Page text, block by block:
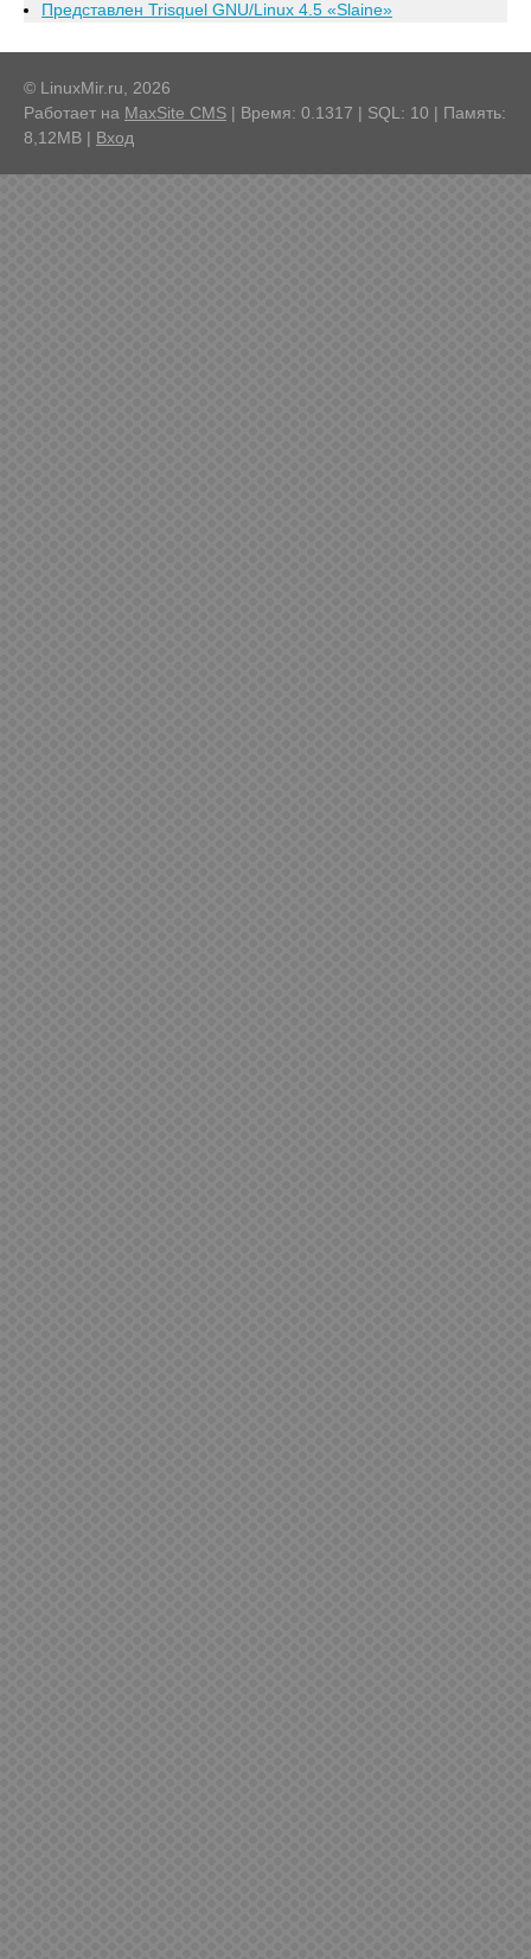
Представлен Trisquel GNU/Linux 4.5 «Slaine»
© LinuxMir.ru, 2026
Работает на MaxSite CMS | Время: 0.1317 | SQL: 10 | Память:
8,12MB | Вход